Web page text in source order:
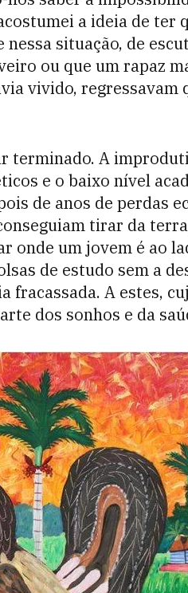
a ideia de ter
situação, de
ou que um rapaz
vivido, regressavam
terminado. A
e o baixo nível
de anos de perdas
tirar da
onde um jovem é ao
de estudo sem a
fracassada. A estes,
dos sonhos e da